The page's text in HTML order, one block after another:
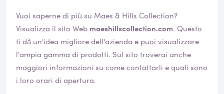
i
a
t
a
Vuoi saperne di più su Maes & Hills Collection?
Visualizza il sito Web maeshillscollection.com. Questo
ti dà un'idea migliore dell'azienda e puoi visualizzare
l'ampia gamma di prodotti. Sul sito troverai anche
maggiori informazioni su come contattarli e quali sono
i loro orari di apertura.